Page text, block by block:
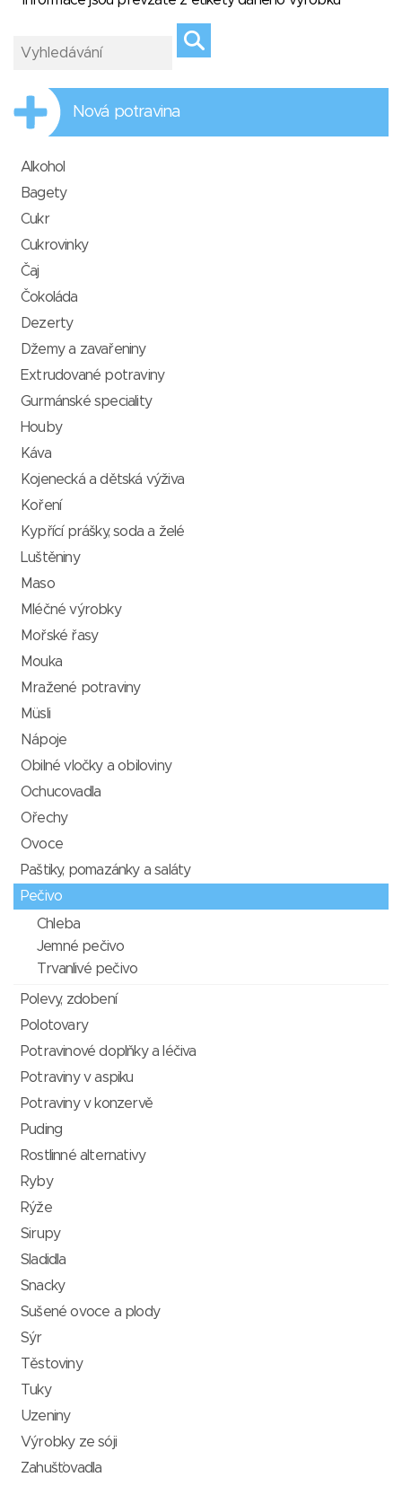
Nová potravina
Alkohol
Bagety
Cukr
Cukrovinky
Čaj
Čokoláda
Dezerty
Džemy a zavařeniny
Extrudované potraviny
Gurmánské speciality
Houby
Káva
Kojenecká a dětská výživa
Koření
Kypřící prášky, soda a želé
Luštěniny
Maso
Mléčné výrobky
Mořské řasy
Mouka
Mražené potraviny
Müsli
Nápoje
Obilné vločky a obiloviny
Ochucovadla
Ořechy
Ovoce
Paštiky, pomazánky a saláty
Pečivo
Chleba
Jemné pečivo
Trvanlivé pečivo
Polevy, zdobení
Polotovary
Potravinové doplňky a léčiva
Potraviny v aspiku
Potraviny v konzervě
Puding
Rostlinné alternativy
Ryby
Rýže
Sirupy
Sladidla
Snacky
Sušené ovoce a plody
Sýr
Těstoviny
Tuky
Uzeniny
Výrobky ze sóji
Zahušťovadla